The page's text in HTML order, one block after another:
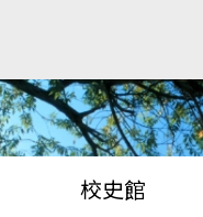
校史館